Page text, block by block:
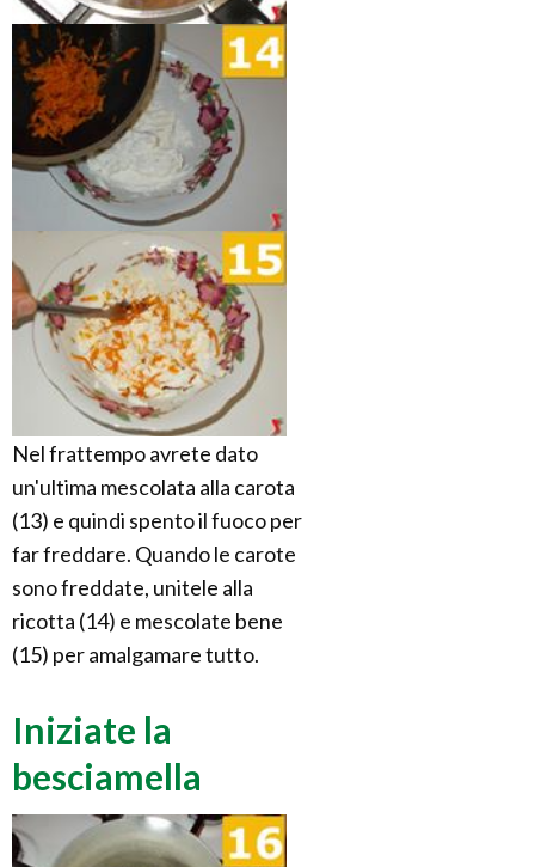
Nel frattempo avrete dato
un'ultima mescolata alla carota
(13) e quindi spento il fuoco per
far freddare. Quando le carote
sono freddate, unitele alla
ricotta (14) e mescolate bene
(15) per amalgamare tutto.
Iniziate la
besciamella